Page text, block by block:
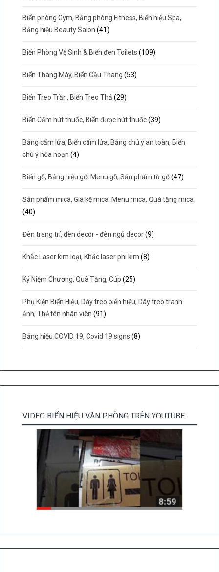
Biển phòng Gym, Bảng phòng Fitness, Biển hiệu Spa,
Bảng hiệu Beauty Salon (41)
Biển Phòng Vệ Sinh & Biển đèn Toilets (109)
Biển Thang Máy, Biển Cầu Thang (53)
Biển Treo Trần, Biển Treo Thả (29)
Biển Cấm hút thuốc, Biển được hút thuốc (39)
Bảng cấm lửa, Biển cấm lửa, Bảng chú ý an toàn, Biển
chú ý hỏa hoạn (4)
Biển gỗ, Bảng hiệu gỗ, Menu gỗ, Sản phẩm từ gỗ (47)
Sản phẩm mica, Giá kệ mica, Menu mica, Quà tặng mica
(40)
Đèn trang trí, đèn decor - đèn ngủ decor (9)
Khắc Laser kim loại, Khắc laser phi kim (8)
Kỷ Niệm Chương, Quà Tặng, Cúp (25)
Phụ Kiện Biển Hiệu, Dây treo biển hiệu, Dây treo tranh
ảnh, Thẻ tên nhân viên (91)
Bảng hiệu COVID 19, Covid 19 signs (8)
VIDEO BIỂN HIỆU VĂN PHÒNG TRÊN YOUTUBE